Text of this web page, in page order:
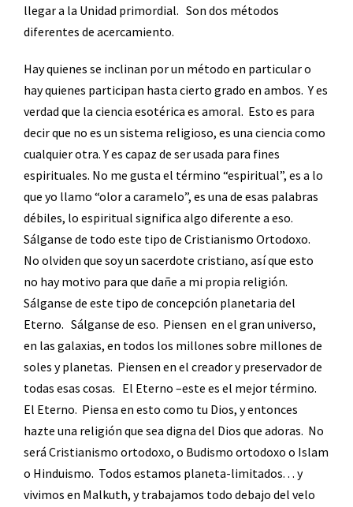
llegar a la Unidad primordial. Son dos métodos
diferentes de acercamiento.
Hay quienes se inclinan por un método en particular o
hay quienes participan hasta cierto grado en ambos. Y es
verdad que la ciencia esotérica es amoral. Esto es para
decir que no es un sistema religioso, es una ciencia como
cualquier otra. Y es capaz de ser usada para fines
espirituales. No me gusta el término “espiritual”, es a lo
que yo llamo “olor a caramelo”, es una de esas palabras
débiles, lo espiritual significa algo diferente a eso.
Sálganse de todo este tipo de Cristianismo Ortodoxo.
No olviden que soy un sacerdote cristiano, así que esto
no hay motivo para que dañe a mi propia religión.
Sálganse de este tipo de concepción planetaria del
Eterno. Sálganse de eso. Piensen en el gran universo,
en las galaxias, en todos los millones sobre millones de
soles y planetas. Piensen en el creador y preservador de
todas esas cosas. El Eterno –este es el mejor término.
El Eterno. Piensa en esto como tu Dios, y entonces
hazte una religión que sea digna del Dios que adoras. No
será Cristianismo ortodoxo, o Budismo ortodoxo o Islam
o Hinduismo. Todos estamos planeta-limitados. . . y
vivimos en Malkuth, y trabajamos todo debajo del velo